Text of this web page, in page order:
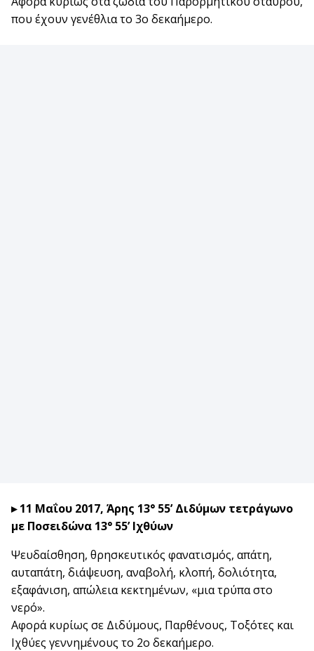
που έχουν γενέθλια το 3ο δεκαήμερο.
▸ 11 Μαΐου 2017, Άρης 13° 55’ Διδύμων τετράγωνο
με Ποσειδώνα 13° 55’ Ιχθύων
Ψευδαίσθηση, θρησκευτικός φανατισμός, απάτη,
αυταπάτη, διάψευση, αναβολή, κλοπή, δολιότητα,
εξαφάνιση, απώλεια κεκτημένων, «μια τρύπα στο
νερό».
Αφορά κυρίως σε Διδύμους, Παρθένους, Τοξότες και
Ιχθύες γεννημένους το 2ο δεκαήμερο.